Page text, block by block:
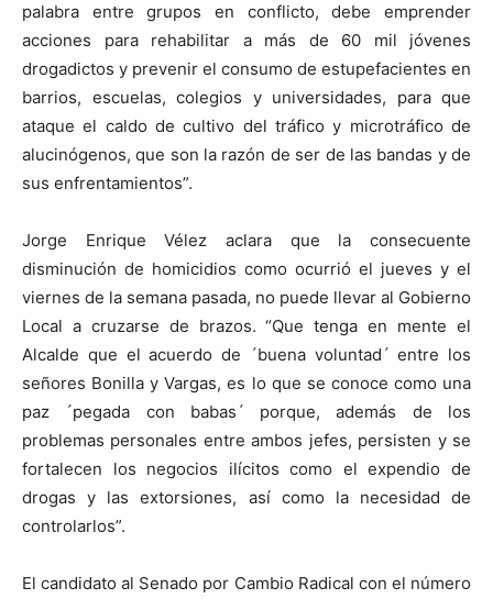
palabra entre grupos en conflicto, debe emprender
acciones para rehabilitar a más de 60 mil jóvenes
drogadictos y prevenir el consumo de estupefacientes en
barrios, escuelas, colegios y universidades, para que
ataque el caldo de cultivo del tráfico y microtráfico de
alucinógenos, que son la razón de ser de las bandas y de
sus enfrentamientos”.
Jorge Enrique Vélez aclara que la consecuente
disminución de homicidios como ocurrió el jueves y el
viernes de la semana pasada, no puede llevar al Gobierno
Local a cruzarse de brazos. “Que tenga en mente el
Alcalde que el acuerdo de ´buena voluntad´ entre los
señores Bonilla y Vargas, es lo que se conoce como una
paz ´pegada con babas´ porque, además de los
problemas personales entre ambos jefes, persisten y se
fortalecen los negocios ilícitos como el expendio de
drogas y las extorsiones, así como la necesidad de
controlarlos”.
El candidato al Senado por Cambio Radical con el número